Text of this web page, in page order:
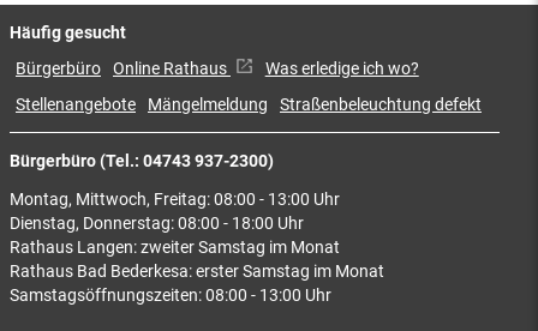
Bürgerbüro (Tel.: 04743 937-2300)
Montag, Mittwoch, Freitag: 08:00 - 13:00 Uhr
Dienstag, Donnerstag: 08:00 - 18:00 Uhr
Rathaus Langen: zweiter Samstag im Monat
Rathaus Bad Bederkesa: erster Samstag im Monat
Samstagsöffnungszeiten: 08:00 - 13:00 Uhr
Häufig gesucht
Bürgerbüro Online Rathaus
Was erledige ich wo?
Stellenangebote
Mängelmeldung Straßenbeleuchtung defekt